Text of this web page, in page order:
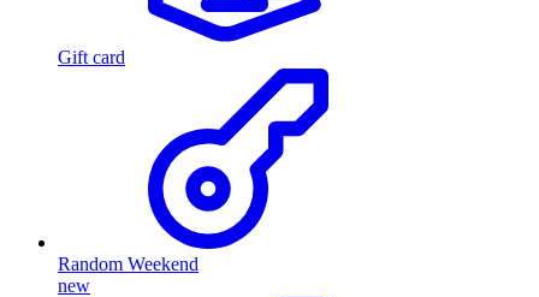
Gift card
Random Weekend
new